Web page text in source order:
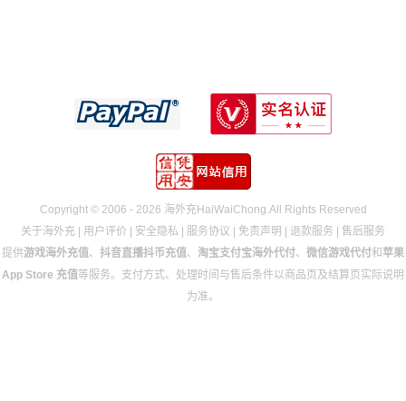
Copyright © 2006 - 2026 海外充HaiWaiChong.All Rights Reserved
关于海外充 | 用户评价 | 安全隐私 | 服务协议 | 免责声明 | 退款服务 | 售后服务
提供游戏海外充值、 抖音直播抖币充值、 淘宝支付宝海外代付、 微信游戏代付和 苹果
App Store 充值等服务。支付方式、处理时间与售后条件以商品页及结算页实际说明
为准。